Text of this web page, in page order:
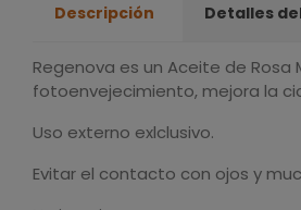
Descripción Detalles
Regenova es un Aceite de Rosa
fotoenvejecimiento, mejora la
Uso externo exlclusivo.
Evitar el contacto con ojos y